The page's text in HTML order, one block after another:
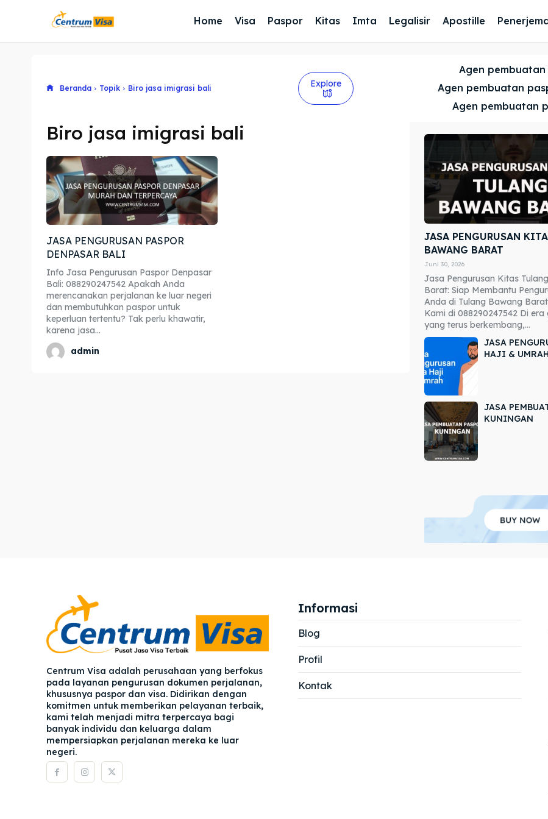
Explore our destinations
Blog
Explore our destinations
Blog
Home Visa Paspor Kitas Imta Legalisir Apostille
Beranda Topik Biro jasa imigrasi bali Explore
Agen
Agen pembuatan
Agen pembuatan
Biro jasa imigrasi bali
JASA PENGURUSAN PASPOR
DENPASAR BALI
Info Jasa Pengurusan Paspor Denpasar
Bali: 088290247542 Apakah Anda
merencanakan perjalanan ke luar negeri
dan membutuhkan paspor untuk
keperluan tertentu? Tak perlu khawatir,
karena jasa...
admin
JASA PENGURUSAN
BAWANG BARAT
Juni 30, 2026
Jasa Pengurusan Kitas
Barat: Siap Membantu
Anda di Tulang Bawang
Kami di 088290247542 Di era
yang terus berkembang,...
JASA
HAJI & UMRAH
JASA
KUNINGAN
Centrum Visa adalah perusahaan yang berfokus
pada layanan pengurusan dokumen perjalanan,
khususnya paspor dan visa. Didirikan dengan
komitmen untuk memberikan pelayanan terbaik,
kami telah menjadi mitra terpercaya bagi
banyak individu dan keluarga dalam
mempersiapkan perjalanan mereka ke luar
negeri.
Informasi
Blog
Profil
Kontak